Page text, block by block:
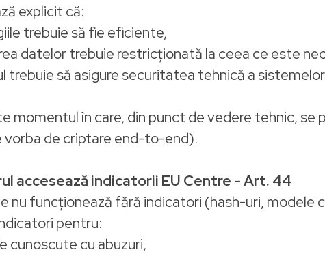
explicit că:
trebuie să fie eficiente,
datelor trebuie restricționată la ceea ce este
trebuie să asigure securitatea tehnică a
momentul în care, din punct de vedere tehnic,
vorba de criptare end-to-end).
accesează indicatorii EU Centre - Art. 44
nu funcționează fără indicatori (hash-uri,
pentru:
cunoscute cu abuzuri,